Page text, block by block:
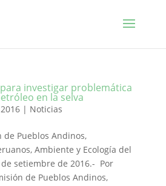
investigar problemática
en la selva
| Noticias
de Pueblos Andinos,
Ambiente y Ecología del
setiembre de 2016.- Por
de Pueblos Andinos,